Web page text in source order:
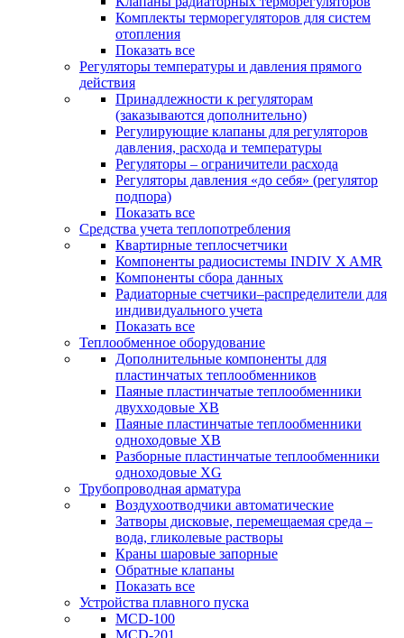
Комплекты терморегуляторов для систем
отопления
Показать все
Регуляторы температуры и давления прямого
действия
Принадлежности к регуляторам
(заказываются дополнительно)
Регулирующие клапаны для регуляторов
давления, расхода и температуры
Регуляторы – ограничители расхода
Регуляторы давления «до себя» (регулятор
подпора)
Показать все
Средства учета теплопотребления
Квартирные теплосчетчики
Компоненты радиосистемы INDIV X AMR
Компоненты сбора данных
Радиаторные счетчики–распределители для
индивидуального учета
Показать все
Теплообменное оборудование
Дополнительные компоненты для
пластинчатых теплообменников
Паяные пластинчатые теплообменники
двухходовые XB
Паяные пластинчатые теплообменники
одноходовые ХВ
Разборные пластинчатые теплообменники
одноходовые ХG
Трубопроводная арматура
Воздухоотводчики автоматические
Затворы дисковые, перемещаемая среда –
вода, гликолевые растворы
Краны шаровые запорные
Обратные клапаны
Показать все
Устройства плавного пуска
MCD-100
MCD-201